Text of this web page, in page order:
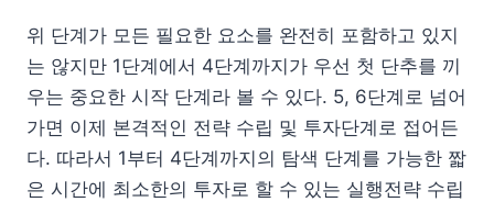
위 단계가 모든 필요한 요소를 완전히 포함하고 있지
는 않지만 1단계에서 4단계까지가 우선 첫 단추를 끼
우는 중요한 시작 단계라 볼 수 있다. 5, 6단계로 넘어
가면 이제 본격적인 전략 수립 및 투자단계로 접어든
다. 따라서 1부터 4단계까지의 탐색 단계를 가능한 짧
은 시간에 최소한의 투자로 할 수 있는 실행전략 수립